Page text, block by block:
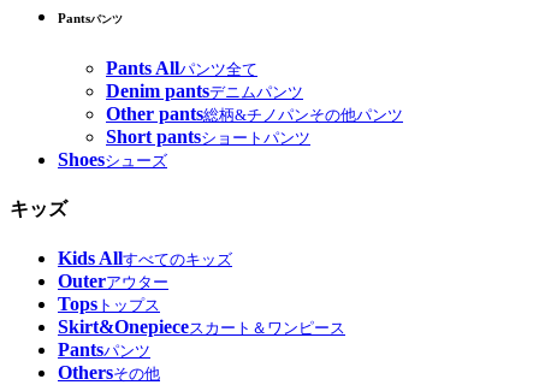
Pantsパンツ
Pants Allパンツ全て
Denim pantsデニムパンツ
Other pants総柄&チノパンその他パンツ
Short pantsショートパンツ
Shoesシューズ
キッズ
Kids Allすべてのキッズ
Outerアウター
Tops トップス
Skirt&Onepieceスカート＆ワンピース
Pantsパンツ
Othersその他